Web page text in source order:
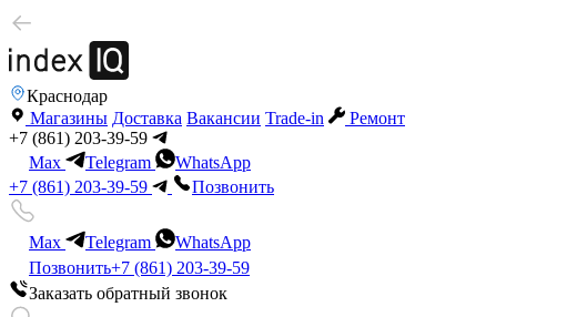
Краснодар
Магазины Доставка Вакансии Trade-in
Ремонт
+7 (861) 203-39-59
Max
Telegram
WhatsApp
+7 (861) 203-39-59
Позвонить
Max Telegram
WhatsApp
Позвонить+7 (861) 203-39-59
Заказать обратный звонок